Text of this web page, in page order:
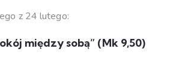
z 24 lutego:
między sobą” (Mk 9,50)